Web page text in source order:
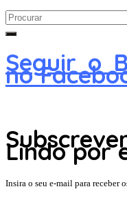
Search
for:
Seguir o
no
Lindo por
Insira o seu e-mail para receber